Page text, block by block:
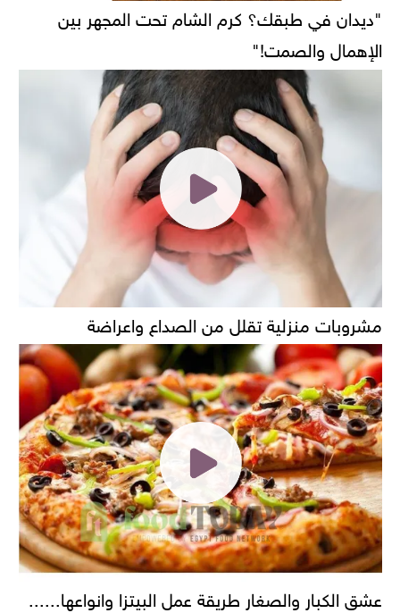
"ديدان في طبقك؟ كرم الشام تحت المجهر بين
الإهمال والصمت!"
مشروبات منزلية تقلل من الصداع واعراضة
عشق الكبار والصغار طريقة عمل البيتزا وانواعها......